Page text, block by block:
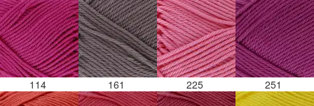
114 161 225 251